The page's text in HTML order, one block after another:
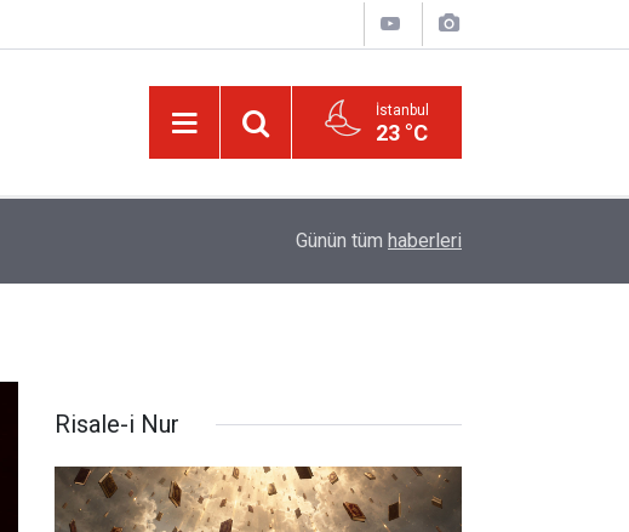
İstanbul
23 °C
Bildirilmedi mi ki insan için, kendi çalıştığından
Günün tüm haberleri
Risale-i Nur